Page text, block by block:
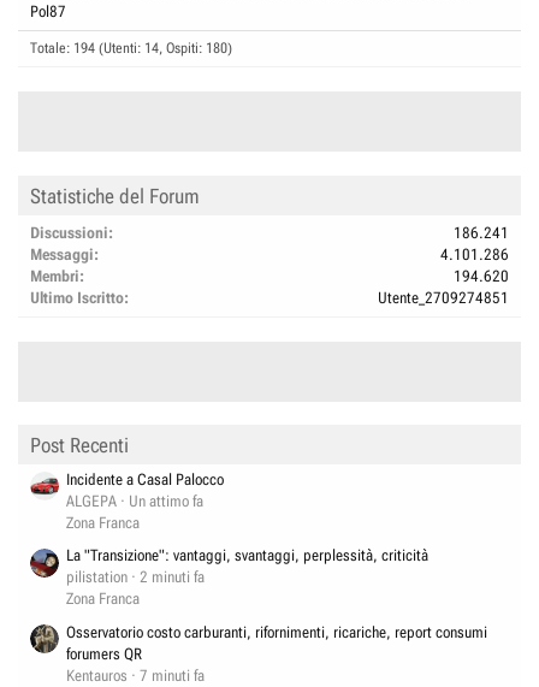
Pol87
Totale: 194 (Utenti: 14, Ospiti: 180)
Statistiche del Forum
Discussioni
186.241
Messaggi
4.101.286
Membri
194.620
Ultimo Iscritto
Utente_2709274851
Post Recenti
Incidente a Casal Palocco
ALGEPA
Un attimo fa
Zona Franca
La "Transizione": vantaggi, svantaggi, perplessità, criticità
pilistation
2 minuti fa
Zona Franca
Osservatorio costo carburanti, rifornimenti, ricariche, report consumi
forumers QR
Kentauros
7 minuti fa